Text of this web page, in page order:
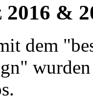
2016 &
dem